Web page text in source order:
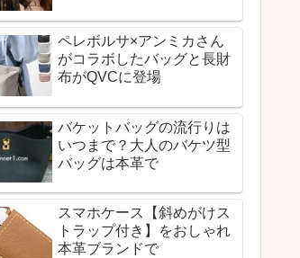
ペレボルサ×アンミカさん
がコラボしたバッグと長財
布がQVCに登場
バケットバッグの流行りは
いつまで？大人のバケツ型
バッグは本革で
スマホケース【斜めがけス
トラップ付き】をおしゃれ
本革ブランドで